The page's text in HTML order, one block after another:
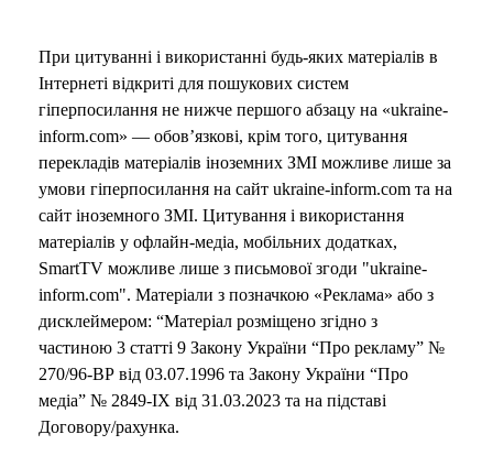
При цитуванні і використанні будь-яких матеріалів в
Інтернеті відкриті для пошукових систем
гіперпосилання не нижче першого абзацу на «ukraine-
inform.com» — обов’язкові, крім того, цитування
перекладів матеріалів іноземних ЗМІ можливе лише за
умови гіперпосилання на сайт ukraine-inform.com та на
сайт іноземного ЗМІ. Цитування і використання
матеріалів у офлайн-медіа, мобільних додатках,
SmartTV можливе лише з письмової згоди "ukraine-
inform.com". Матеріали з позначкою «Реклама» або з
дисклеймером: “Матеріал розміщено згідно з
частиною 3 статті 9 Закону України “Про рекламу” №
270/96-ВР від 03.07.1996 та Закону України “Про
медіа” № 2849-IX від 31.03.2023 та на підставі
Договору/рахунка.